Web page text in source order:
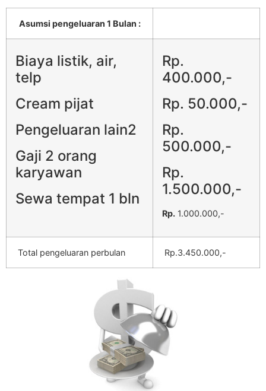
Asumsi pengeluaran 1 Bulan :
Biaya listik, air,
telp
Cream pijat
Pengeluaran lain2
Gaji 2 orang
karyawan
Sewa tempat 1 bln
Rp.
400.000,-
Rp. 50.000,-
Rp.
500.000,-
Rp.
1.500.000,-
Rp. 1.000.000,-
Total pengeluaran perbulan Rp.3.450.000,-